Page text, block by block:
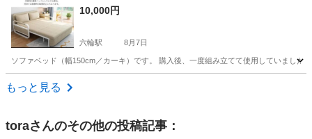
10,000円
六輪駅 8月7日
ソファベッド（幅150cm／カーキ）です。 購入後、一度組み立てて使用していまし
愛知 愛西市
もっと見る
toraさんのその他の投稿記事：